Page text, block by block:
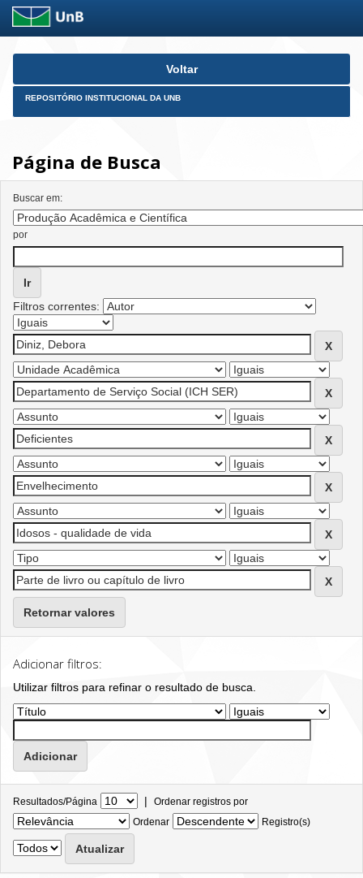
Skip
Voltar
REPOSITÓRIO INSTITUCIONAL DA UNB
Página de Busca
Buscar em:
por
Filtros correntes:
Retornar valores
Adicionar filtros:
Utilizar filtros para refinar o resultado de busca.
Resultados/Página | Ordenar registros por
Ordenar
Registro(s)